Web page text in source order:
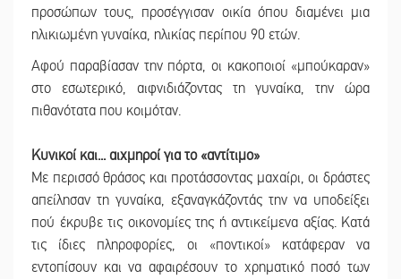
προσώπων τους, προσέγγισαν οικία όπου διαμένει μια
ηλικιωμένη γυναίκα, ηλικίας περίπου 90 ετών.
Αφού παραβίασαν την πόρτα, οι κακοποιοί «μπούκαραν»
στο εσωτερικό, αιφνιδιάζοντας τη γυναίκα, την ώρα
πιθανότατα που κοιμόταν.
Κυνικοί και... αιχμηροί για το «αντίτιμο»
Με περισσό θράσος και προτάσσοντας μαχαίρι, οι δράστες
απείλησαν τη γυναίκα, εξαναγκάζοντάς την να υποδείξει
πού έκρυβε τις οικονομίες της ή αντικείμενα αξίας. Κατά
τις ίδιες πληροφορίες, οι «ποντικοί» κατάφεραν να
εντοπίσουν και να αφαιρέσουν το χρηματικό ποσό των